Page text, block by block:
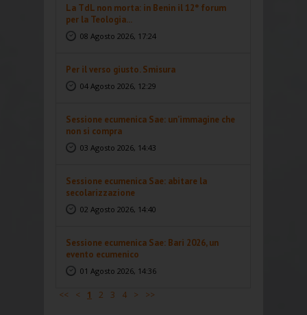
La TdL non morta: in Benin il 12° forum
per la Teologia...
08 Agosto 2026, 17:24
Per il verso giusto. Smisura
04 Agosto 2026, 12:29
Sessione ecumenica Sae: un’immagine che
non si compra
03 Agosto 2026, 14:43
Sessione ecumenica Sae: abitare la
secolarizzazione
02 Agosto 2026, 14:40
Sessione ecumenica Sae: Bari 2026, un
evento ecumenico
01 Agosto 2026, 14:36
<< < 1 2 3 4 > >>